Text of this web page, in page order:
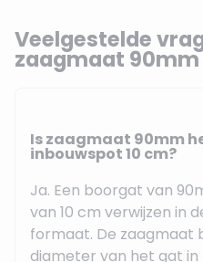
Veelgestelde
zaagmaat 90mm
Is zaagmaat 90mm
inbouwspot 10 cm?
Ja. Een boorgat van
van 10 cm verwijzen in
formaat. De zaagmaat
diameter van het gat in